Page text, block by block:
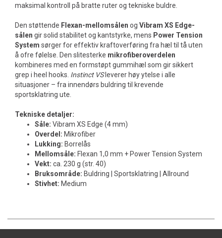
maksimal kontroll på bratte ruter og tekniske buldre.
Den støttende Flexan-mellomsålen og Vibram XS Edge-
sålen gir solid stabilitet og kantstyrke, mens Power Tension
System sørger for effektiv kraftoverføring fra hæl til tå uten
å ofre følelse. Den slitesterke mikrofiberoverdelen
kombineres med en formstøpt gummihæl som gir sikkert
grep i heel hooks. Instinct VSleverer høy ytelse i alle
situasjoner – fra innendørs buldring til krevende
sportsklatring ute.
Tekniske detaljer:
Såle: Vibram XS Edge (4 mm)
Overdel: Mikrofiber
Lukking: Borrelås
Mellomsåle: Flexan 1,0 mm + Power Tension System
Vekt: ca. 230 g (str. 40)
Bruksområde: Buldring | Sportsklatring | Allround
Stivhet: Medium